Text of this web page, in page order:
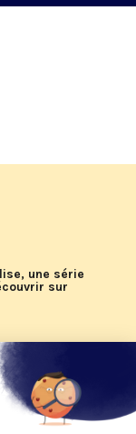
une série
sur
de KTO